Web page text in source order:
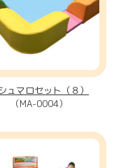
ュマロセット（８）
（MA-0004）